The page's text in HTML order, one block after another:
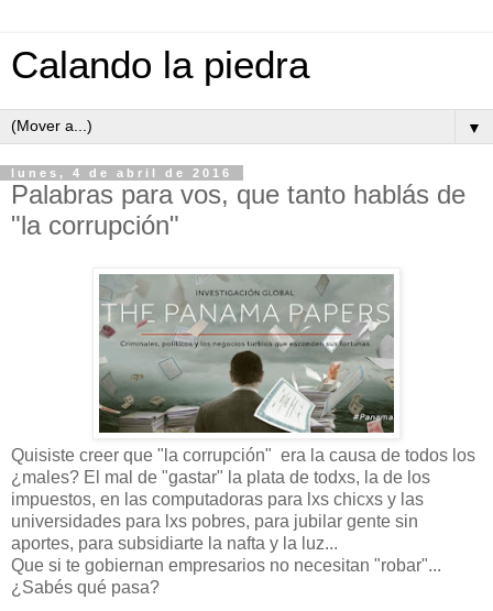
Calando la piedra
▼
lunes, 4 de abril de 2016
Palabras para vos, que tanto hablás de
"la corrupción"
Quisiste creer que "la corrupción" era la causa de todos los
¿males? El mal de "gastar" la plata de todxs, la de los
impuestos, en las computadoras para lxs chicxs y las
universidades para lxs pobres, para jubilar gente sin
aportes, para subsidiarte la nafta y la luz...
Que si te gobiernan empresarios no necesitan "robar"...
¿Sabés qué pasa?